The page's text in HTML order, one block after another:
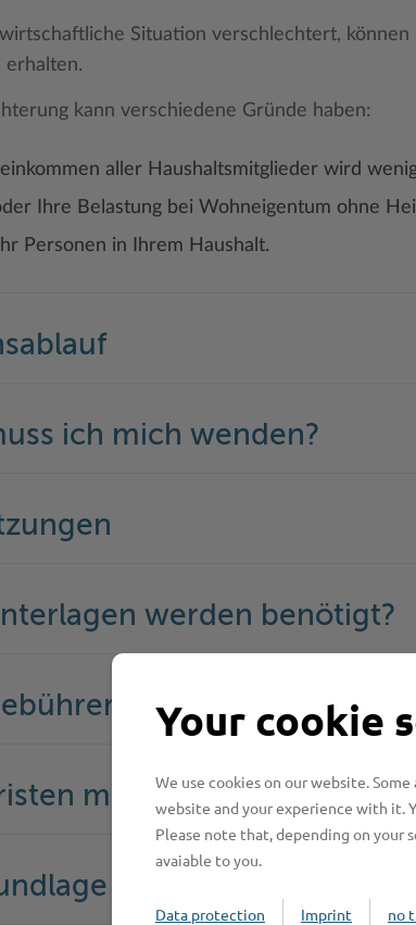
Situation verschlechtert, können
erhalten.
kann verschiedene Gründe haben:
aller Haushaltsmitglieder wird
Ihre Belastung bei Wohneigentum ohne
Personen in Ihrem Haushalt.
ich mich wenden?
werden benötigt?
fallen an?
muss ich beachten?
Your cookie
We use cookies on our website.
website and your experience with it.
Please note that, depending on your
avaiable to you.
Data protection Imprint no